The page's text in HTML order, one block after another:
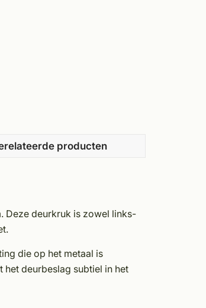
producten
Deze deurkruk is zowel links-
die op het metaal is
deurbeslag subtiel in het